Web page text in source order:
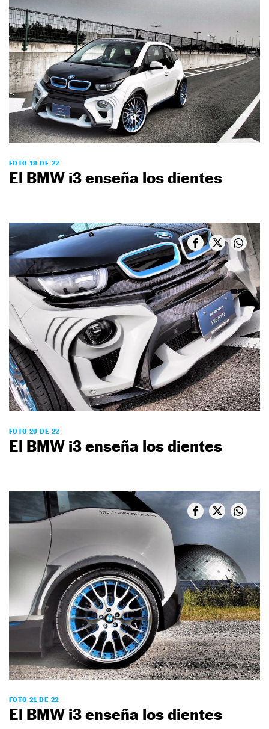
FOTO 19 DE 22
El BMW i3 enseña los dientes
FOTO 20 DE 22
El BMW i3 enseña los dientes
FOTO 21 DE 22
El BMW i3 enseña los dientes